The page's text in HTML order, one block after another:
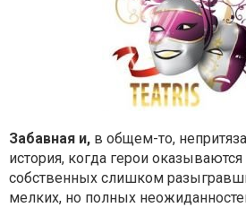
Забавная и, в общем-то,
история, когда герои
собственных слишком
мелких, но полных